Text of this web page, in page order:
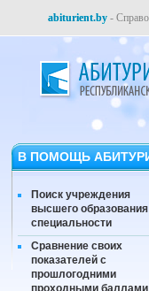
abiturient.by -
В ПОМОЩЬ
Поиск учреждения
высшего
специальности
Сравнение своих
показателей с
прошлогодними
проходными баллами